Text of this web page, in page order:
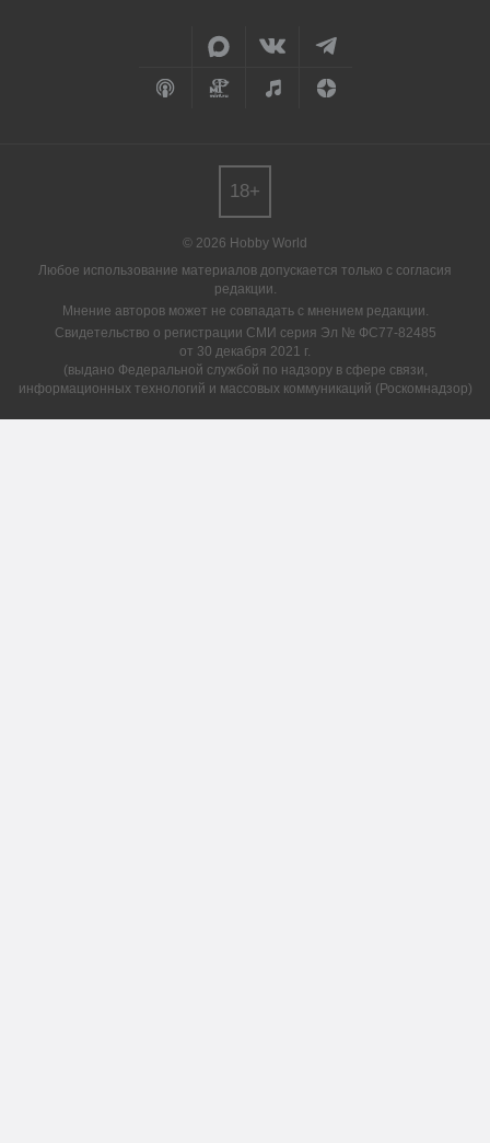
© 2026 Hobby World
Любое использование материалов допускается только с согласия
редакции.
Мнение авторов может не совпадать с мнением редакции.
Свидетельство о регистрации СМИ серия Эл № ФС77-82485
от 30 декабря 2021 г.
(выдано Федеральной службой по надзору в сфере связи,
информационных технологий и массовых коммуникаций (Роскомнадзор)
18+